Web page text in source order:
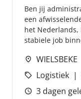
Ben jij
een
het Nederlands,
stabiele job
WIELSBEKE
Logistiek
3 dagen